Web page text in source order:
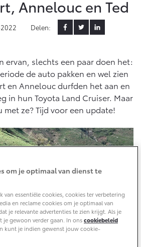
(SIL)
Annelouc en Ted
Delen:
ervan, slechts een paar doen het:
de auto pakken en wel zien
en Annelouc durfden het aan en
in hun Toyota Land Cruiser. Maar
met ze? Tijd voor een update!
om je optimaal van dienst te
van essentiële cookies, cookies ter verbetering
en reclame cookies om je optimaal van
je relevante advertenties te zien krijgt. Als je
je gewoon verder gaan. In onscookiebeleid
kunt je indien gewenst jouw cookie-